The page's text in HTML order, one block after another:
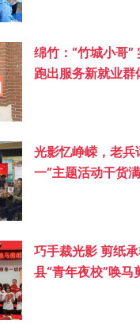
绵竹：“竹城小哥”
跑出服务新就业群
光影忆峥嵘，老兵
一”主题活动干货
巧手裁光影 剪纸
县“青年夜校”唤马